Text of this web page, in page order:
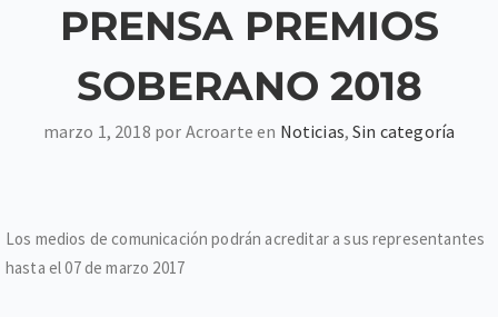
PRENSA PREMIOS
SOBERANO 2018
marzo 1, 2018 por Acroarte en Noticias,Sin categoría
Los medios de comunicación podrán acreditar a sus representantes
hasta el 07 de marzo 2017